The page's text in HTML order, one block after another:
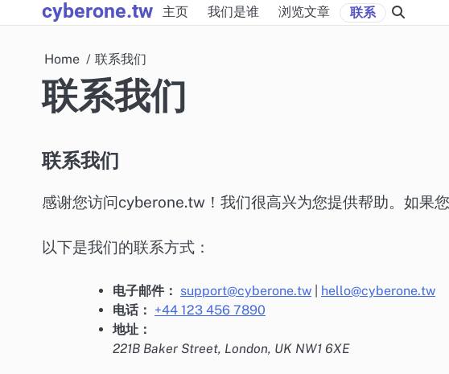
to
cyberone.tw 主页 我们是谁 浏览文章 联系
Home 联系我们
联系我们
联系我们
感谢您访问cyberone.tw！我们很高兴为您提供帮助。如果
以下是我们的联系方式：
电子邮件： support@cyberone.tw
hello@cyberone.tw
电话： +44 123 456 7890
地址：
221B Baker Street, London, UK NW1 6XE